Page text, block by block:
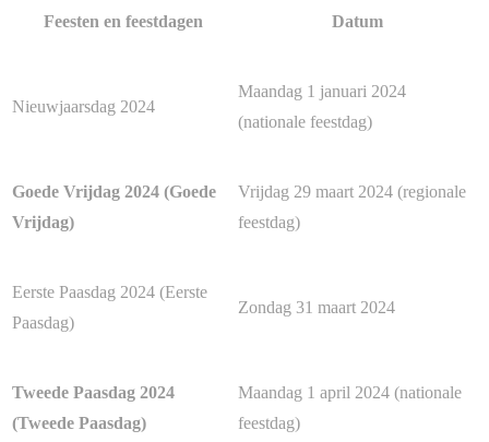
Feesten en feestdagen Datum
Nieuwjaarsdag 2024
Maandag 1 januari 2024
(nationale feestdag)
Goede Vrijdag 2024 (Goede
Vrijdag)
Vrijdag 29 maart 2024 (regionale
feestdag)
Eerste Paasdag 2024 (Eerste
Paasdag)
Zondag 31 maart 2024
Tweede Paasdag 2024
(Tweede Paasdag)
Maandag 1 april 2024 (nationale
feestdag)